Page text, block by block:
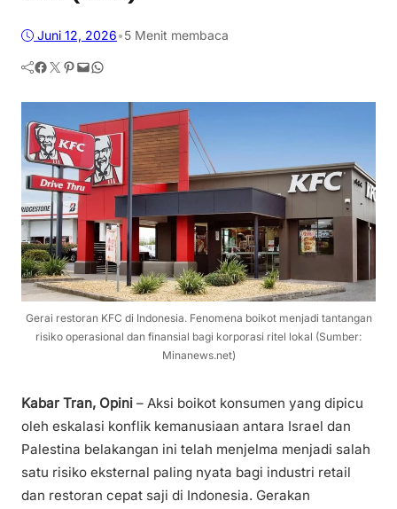
Juni 12, 2026•5 Menit membaca
Facebook Twitter Pinterest Mail WhatsApp
Gerai restoran KFC di Indonesia. Fenomena boikot menjadi tantangan
risiko operasional dan finansial bagi korporasi ritel lokal (Sumber:
Minanews.net)
Kabar Tran, Opini – Aksi boikot konsumen yang dipicu
oleh eskalasi konflik kemanusiaan antara Israel dan
Palestina belakangan ini telah menjelma menjadi salah
satu risiko eksternal paling nyata bagi industri retail
dan restoran cepat saji di Indonesia. Gerakan